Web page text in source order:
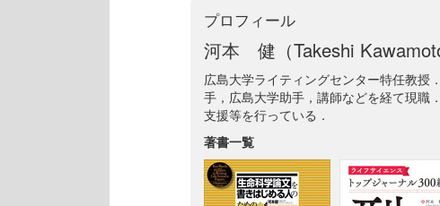
プロフィール
河本 健（Takeshi Kawamoto
広島大学ライティングセンター特任教授
手，広島大学助手，講師などを経て現職
支援等を行っている．
著書一覧